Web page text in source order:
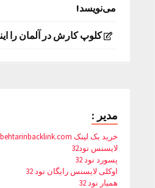
می‌نویسد!
کلوپ کارش در آلمان را
مدیر :
خرید بک لینک behtarinbacklink.com
لایسنس نود32
پسورد نود 32
اوکلی لایسنس رایگان نود 32
همیار نود 32